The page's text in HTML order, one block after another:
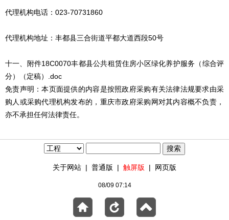
代理机构电话：023-70731860
代理机构地址：丰都县三合街道平都大道西段50号
十一、附件18C0070丰都县公共租赁住房小区绿化养护服务（综合评
分）（定稿）.doc
免责声明：本页面提供的内容是按照政府采购有关法律法规要求由采
购人或采购代理机构发布的，重庆市政府采购网对其内容概不负责，
亦不承担任何法律责任。
关于网站 | 普通版 | 触屏版 | 网页版
08/09 07:14